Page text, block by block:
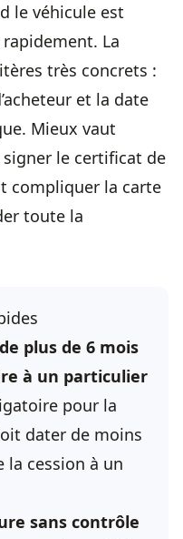
le véhicule est
La
très concrets :
et la date
Mieux vaut
le certificat de
compliquer la carte
toute la
de plus de 6 mois
à un particulier
pour la
dater de moins
la cession à un
sans contrôle